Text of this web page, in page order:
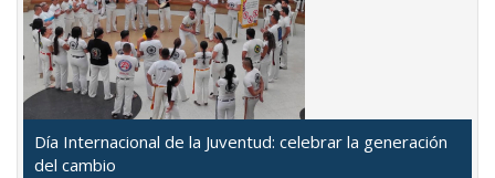
Día Internacional de la Juventud: celebrar la generación
del cambio